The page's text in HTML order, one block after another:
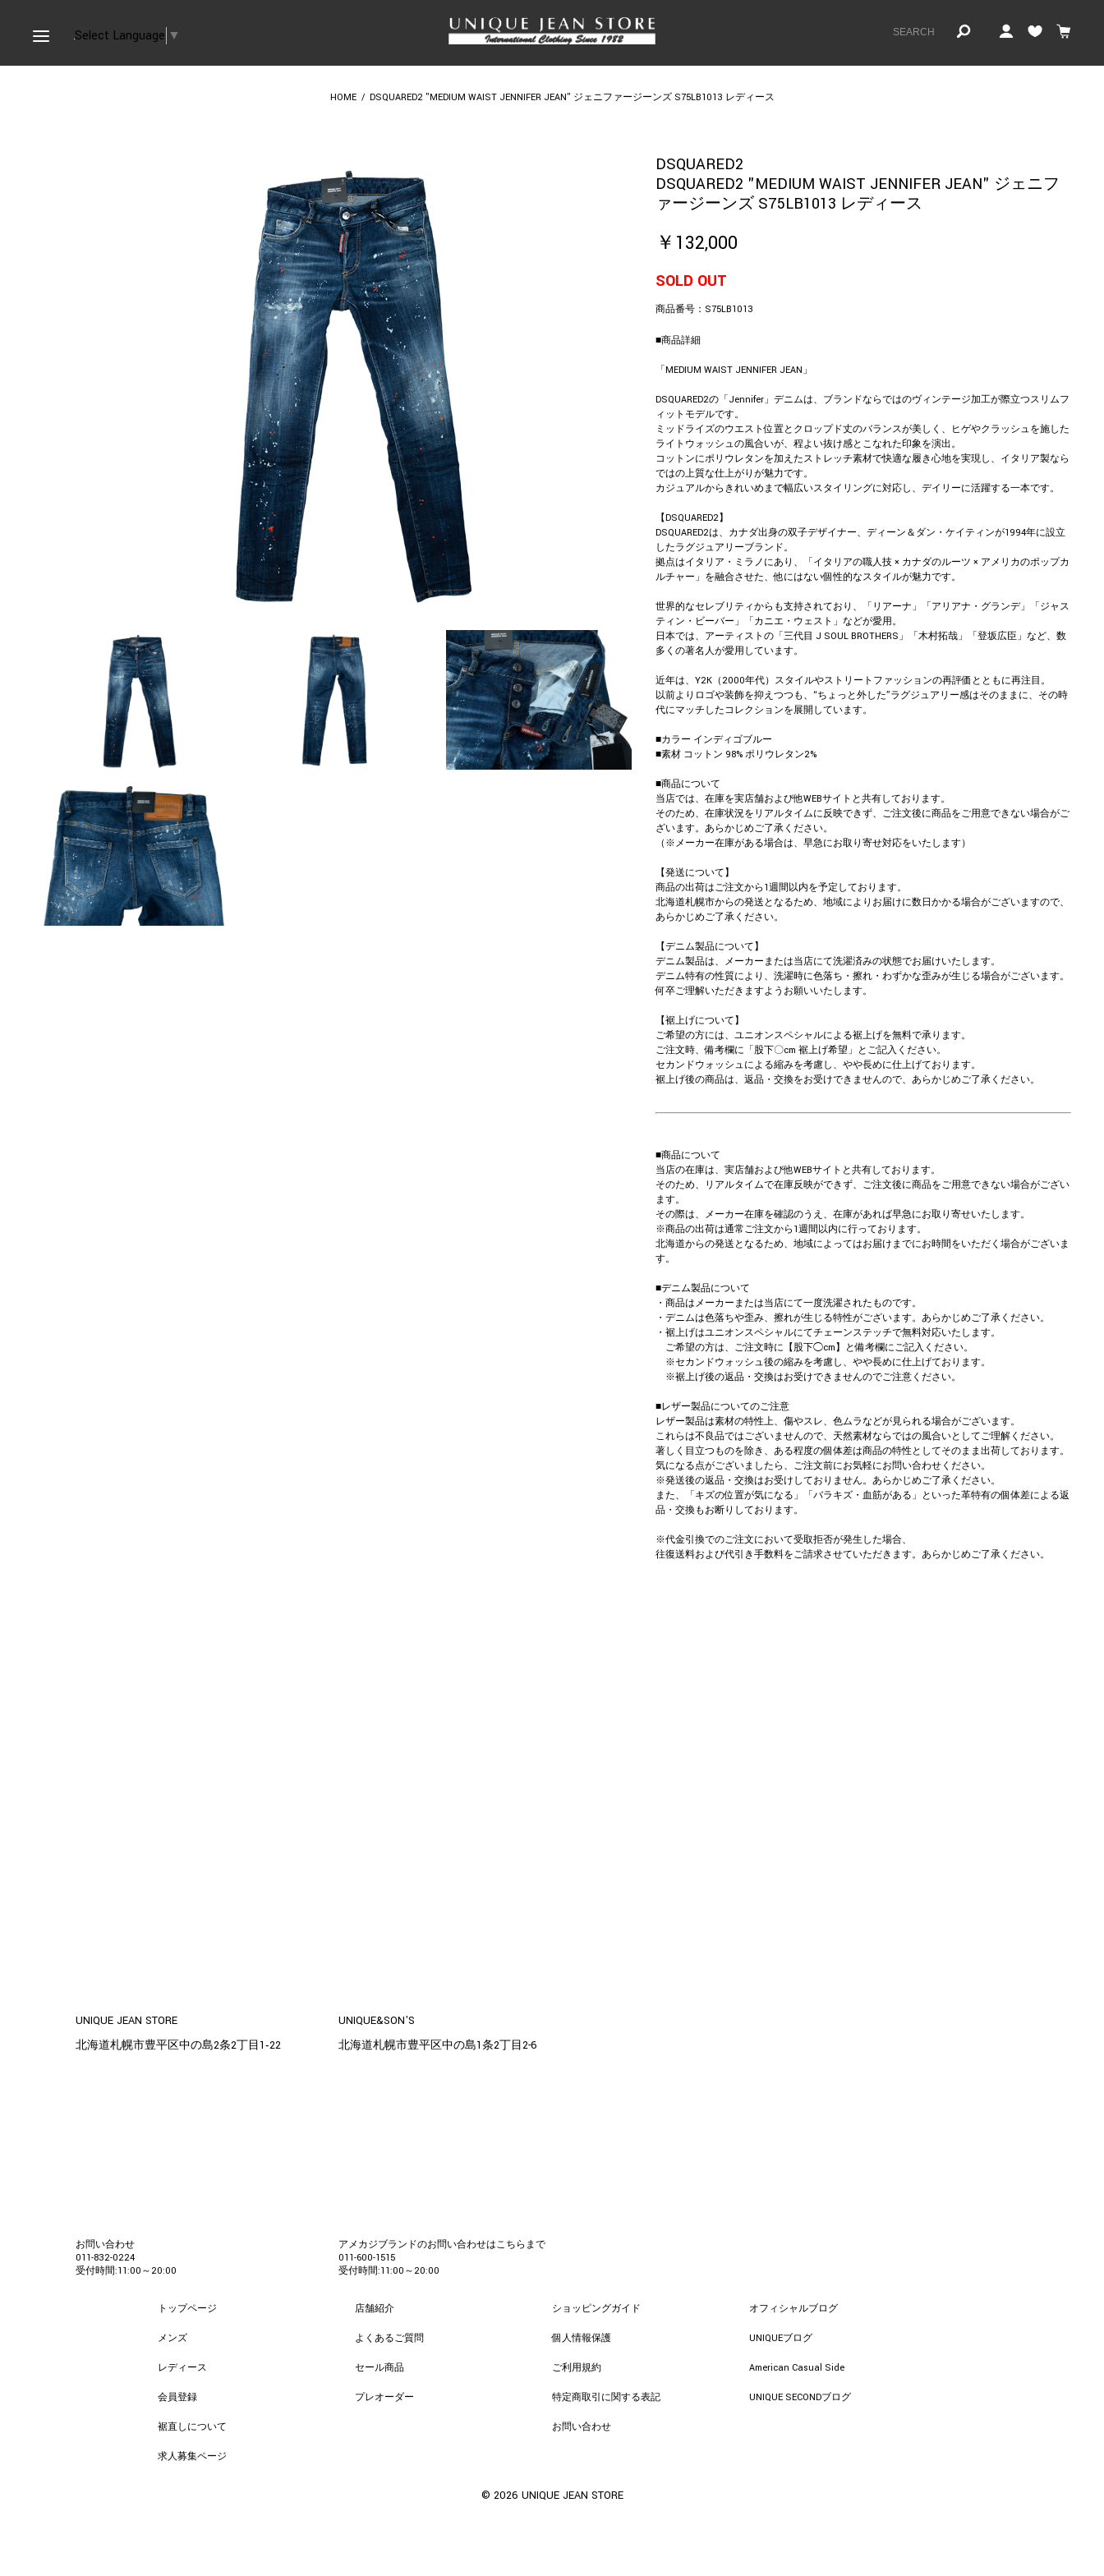
Select Language ▼
HOME / DSQUARED2 "MEDIUM WAIST JENNIFER JEAN" ジェニファージーンズ S75LB1013 レディース
DSQUARED2
DSQUARED2 "MEDIUM WAIST JENNIFER JEAN" ジェニフ
ァージーンズ S75LB1013 レディース
￥132,000
SOLD OUT
商品番号： S75LB1013
■商品詳細
「MEDIUM WAIST JENNIFER JEAN」
DSQUARED2の「Jennifer」デニムは、ブランドならではのヴィンテージ加工が際立つスリムフ
ィットモデルです。
ミッドライズのウエスト位置とクロップド丈のバランスが美しく、ヒゲやクラッシュを施した
ライトウォッシュの風合いが、程よい抜け感とこなれた印象を演出。
コットンにポリウレタンを加えたストレッチ素材で快適な履き心地を実現し、イタリア製なら
ではの上質な仕上がりが魅力です。
カジュアルからきれいめまで幅広いスタイリングに対応し、デイリーに活躍する一本です。
【DSQUARED2】
DSQUARED2は、カナダ出身の双子デザイナー、ディーン＆ダン・ケイティンが1994年に設立
したラグジュアリーブランド。
拠点はイタリア・ミラノにあり、「イタリアの職人技 × カナダのルーツ × アメリカのポップカ
ルチャー」を融合させた、他にはない個性的なスタイルが魅力です。
世界的なセレブリティからも支持されており、「リアーナ」「アリアナ・グランデ」「ジャス
ティン・ビーバー」「カニエ・ウェスト」などが愛用。
日本では、アーティストの「三代目 J SOUL BROTHERS」「木村拓哉」「登坂広臣」など、数
多くの著名人が愛用しています。
近年は、Y2K（2000年代）スタイルやストリートファッションの再評価とともに再注目。
以前よりロゴや装飾を抑えつつも、“ちょっと外した”ラグジュアリー感はそのままに、その時
代にマッチしたコレクションを展開しています。
■カラー インディゴブルー
■素材 コットン 98% ポリウレタン2%
■商品について
当店では、在庫を実店舗および他WEBサイトと共有しております。
そのため、在庫状況をリアルタイムに反映できず、ご注文後に商品をご用意できない場合がご
ざいます。あらかじめご了承ください。
（※メーカー在庫がある場合は、早急にお取り寄せ対応をいたします）
【発送について】
商品の出荷はご注文から1週間以内を予定しております。
北海道札幌市からの発送となるため、地域によりお届けに数日かかる場合がございますので、
あらかじめご了承ください。
【デニム製品について】
デニム製品は、メーカーまたは当店にて洗濯済みの状態でお届けいたします。
デニム特有の性質により、洗濯時に色落ち・擦れ・わずかな歪みが生じる場合がございます。
何卒ご理解いただきますようお願いいたします。
【裾上げについて】
ご希望の方には、ユニオンスペシャルによる裾上げを無料で承ります。
ご注文時、備考欄に「股下〇cm 裾上げ希望」とご記入ください。
セカンドウォッシュによる縮みを考慮し、やや長めに仕上げております。
裾上げ後の商品は、返品・交換をお受けできませんので、あらかじめご了承ください。
■商品について
当店の在庫は、実店舗および他WEBサイトと共有しております。
そのため、リアルタイムで在庫反映ができず、ご注文後に商品をご用意できない場合がござい
ます。
その際は、メーカー在庫を確認のうえ、在庫があれば早急にお取り寄せいたします。
※商品の出荷は通常ご注文から1週間以内に行っております。
北海道からの発送となるため、地域によってはお届けまでにお時間をいただく場合がございま
す。
■デニム製品について
・商品はメーカーまたは当店にて一度洗濯されたものです。
・デニムは色落ちや歪み、擦れが生じる特性がございます。あらかじめご了承ください。
・裾上げはユニオンスペシャルにてチェーンステッチで無料対応いたします。
ご希望の方は、ご注文時に【股下◯cm】と備考欄にご記入ください。
※セカンドウォッシュ後の縮みを考慮し、やや長めに仕上げております。
※裾上げ後の返品・交換はお受けできませんのでご注意ください。
■レザー製品についてのご注意
レザー製品は素材の特性上、傷やスレ、色ムラなどが見られる場合がございます。
これらは不良品ではございませんので、天然素材ならではの風合いとしてご理解ください。
著しく目立つものを除き、ある程度の個体差は商品の特性としてそのまま出荷しております。
気になる点がございましたら、ご注文前にお気軽にお問い合わせください。
※発送後の返品・交換はお受けしておりません。あらかじめご了承ください。
また、「キズの位置が気になる」「バラキズ・血筋がある」といった革特有の個体差による返
品・交換もお断りしております。
※代金引換でのご注文において受取拒否が発生した場合、
往復送料および代引き手数料をご請求させていただきます。あらかじめご了承ください。
UNIQUE JEAN STORE
北海道札幌市豊平区中の島2条2丁目1‐22
お問い合わせ
011-832-0224
受付時間:11:00～20:00
UNIQUE&SON'S
北海道札幌市豊平区中の島1条2丁目2-6
アメカジブランドのお問い合わせはこちらまで
011-600-1515
受付時間:11:00～20:00
トップページ
メンズ
レディース
会員登録
裾直しについて
求人募集ページ
店舗紹介
よくあるご質問
セール商品
プレオーダー
ショッピングガイド
個人情報保護
ご利用規約
特定商取引に関する表記
お問い合わせ
オフィシャルブログ
UNIQUEブログ
American Casual Side
UNIQUE SECONDブログ
© 2026 UNIQUE JEAN STORE